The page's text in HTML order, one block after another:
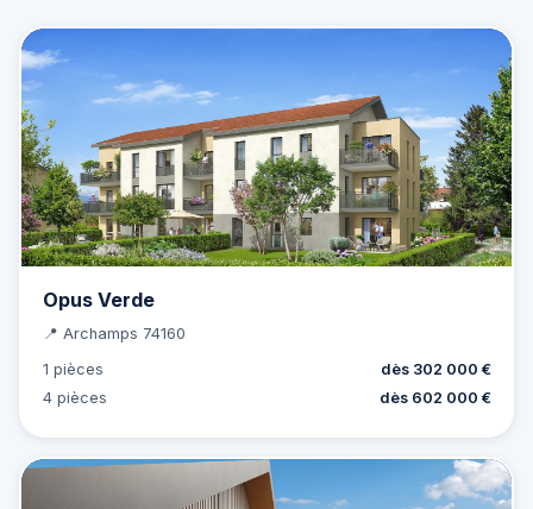
Opus Verde
📍 Archamps 74160
1 pièces
dès 302 000 €
4 pièces
dès 602 000 €